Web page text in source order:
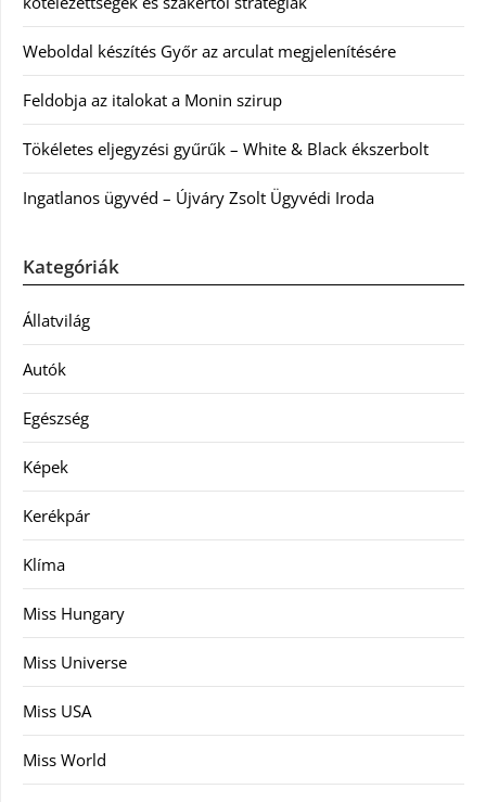
Weboldal készítés Győr az arculat megjelenítésére
Feldobja az italokat a Monin szirup
Tökéletes eljegyzési gyűrűk – White & Black ékszerbolt
Ingatlanos ügyvéd – Újváry Zsolt Ügyvédi Iroda
Kategóriák
Állatvilág
Autók
Egészség
Képek
Kerékpár
Klíma
Miss Hungary
Miss Universe
Miss USA
Miss World